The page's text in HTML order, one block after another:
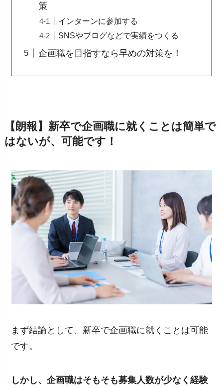
策
インターンに参加する
SNSやブログなどで実績をつくる
企画職を目指すなら早めの対策を！
【朗報】新卒で企画職に就くことは簡単で
はないが、可能です！
まず結論として、新卒で企画職に就くことは可能
です。
しかし、企画職はそもそも募集人数が少なく経験